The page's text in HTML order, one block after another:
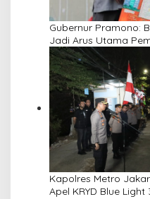
Gubernur Pramono:
Jadi Arus Utama
Kapolres Metro
Apel KRYD Blue